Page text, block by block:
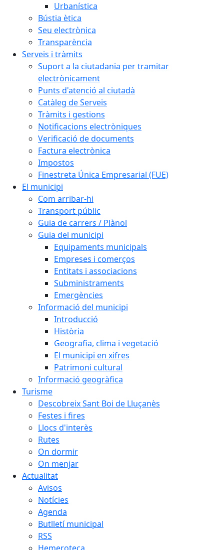
Urbanística
Bústia ètica
Seu electrònica
Transparència
Serveis i tràmits
Suport a la ciutadania per tramitar
electrònicament
Punts d'atenció al ciutadà
Catàleg de Serveis
Tràmits i gestions
Notificacions electròniques
Verificació de documents
Factura electrònica
Impostos
Finestreta Única Empresarial (FUE)
El municipi
Com arribar-hi
Transport públic
Guia de carrers / Plànol
Guia del municipi
Equipaments municipals
Empreses i comerços
Entitats i associacions
Subministraments
Emergències
Informació del municipi
Introducció
Història
Geografia, clima i vegetació
El municipi en xifres
Patrimoni cultural
Informació geogràfica
Turisme
Descobreix Sant Boi de Lluçanès
Festes i fires
Llocs d'interès
Rutes
On dormir
On menjar
Actualitat
Avisos
Notícies
Agenda
Butlletí municipal
RSS